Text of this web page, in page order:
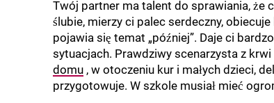
Twój partner ma talent do sprawiania, że
ślubie, mierzy ci palec serdeczny,
pojawia się temat „później”. Daje ci
sytuacjach. Prawdziwy scenarzysta z
domu , w otoczeniu kur i małych dzieci,
przygotowuje. W szkole musiał mieć